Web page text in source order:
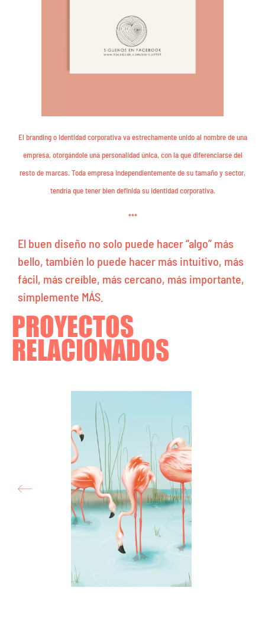
El branding o Identidad corporativa va estrechamente unido al nombre de una
empresa, otorgándole una personalidad única, con la que diferenciarse del
resto de marcas. Toda empresa independientemente de su tamaño y sector,
tendría que tener bien definida su identidad corporativa.
***
El buen diseño no solo puede hacer “algo” más
bello, también lo puede hacer más intuitivo, más
fácil, más creíble, más cercano, más importante,
simplemente MÁS.
PROYECTOS
RELACIONADOS